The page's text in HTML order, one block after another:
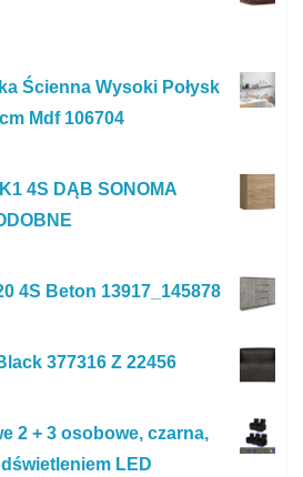
Ścienna Wysoki Połysk
Mdf 106704
4S DĄB SONOMA
4S Beton 13917_145878
377316 Z 22456
2 + 3 osobowe, czarna,
LED